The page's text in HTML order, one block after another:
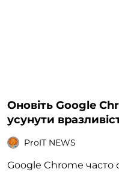
Оновіть Google
усунути
ProIT NEWS
Google Chrome часто